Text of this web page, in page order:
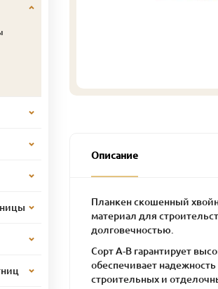
Описание
Планкен скошенный
материал для
долговечностью.
Сорт А-В гарантирует
обеспечивает
строительных и